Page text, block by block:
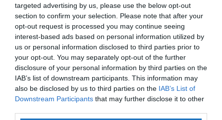
targeted advertising by us, please use the below opt-out
section to confirm your selection. Please note that after your
opt-out request is processed you may continue seeing
interest-based ads based on personal information utilized by
us or personal information disclosed to third parties prior to
your opt-out. You may separately opt-out of the further
disclosure of your personal information by third parties on the
IAB’s list of downstream participants. This information may
also be disclosed by us to third parties on the IAB’s List of
Downstream Participants that may further disclose it to other
O Município de Seia vai manter, no ano letivo 2025/2026, a
oferta dos cadernos de atividades a todos os alunos do 1.º
ciclo do ensino básico matriculados nos estabelecimentos
de ensino do concelho, bem como a atribuição de um
apoio no valor de 35 euros para a aquisição de material
PARTILHAR ESTE ARTIGO
WhatsApp
Facebook
Messenger
Bluesky
TrelloTelegram
Copy
Link